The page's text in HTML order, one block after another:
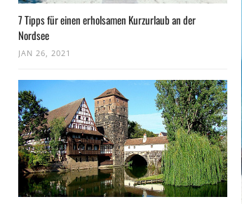
7 Tipps für einen erholsamen Kurzurlaub an der
Nordsee
JAN 26, 2021